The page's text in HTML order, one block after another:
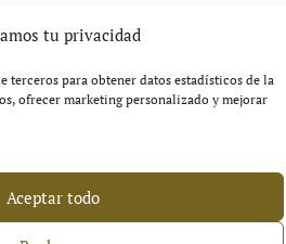
tu privacidad
terceros para obtener datos estadísticos de la
ofrecer marketing personalizado y mejorar
Aceptar todo